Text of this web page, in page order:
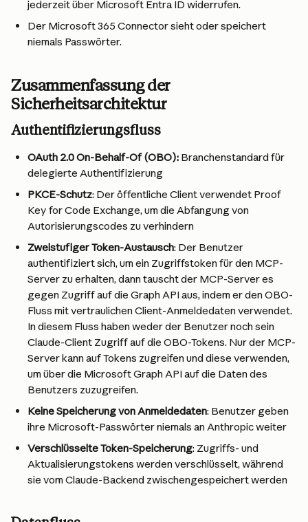
jederzeit über Microsoft Entra ID widerrufen.
Der Microsoft 365 Connector sieht oder speichert
niemals Passwörter.
Zusammenfassung der
Sicherheitsarchitektur
Authentifizierungsfluss
OAuth 2.0 On-Behalf-Of (OBO): Branchenstandard für
delegierte Authentifizierung
PKCE-Schutz: Der öffentliche Client verwendet Proof
Key for Code Exchange, um die Abfangung von
Autorisierungscodes zu verhindern
Zweistufiger Token-Austausch: Der Benutzer
authentifiziert sich, um ein Zugriffstoken für den MCP-
Server zu erhalten, dann tauscht der MCP-Server es
gegen Zugriff auf die Graph API aus, indem er den OBO-
Fluss mit vertraulichen Client-Anmeldedaten verwendet.
In diesem Fluss haben weder der Benutzer noch sein
Claude-Client Zugriff auf die OBO-Tokens. Nur der MCP-
Server kann auf Tokens zugreifen und diese verwenden,
um über die Microsoft Graph API auf die Daten des
Benutzers zuzugreifen.
Keine Speicherung von Anmeldedaten: Benutzer geben
ihre Microsoft-Passwörter niemals an Anthropic weiter
Verschlüsselte Token-Speicherung: Zugriffs- und
Aktualisierungstokens werden verschlüsselt, während
sie vom Claude-Backend zwischengespeichert werden